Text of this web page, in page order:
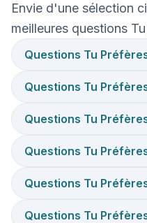
Envie d'une sélection
meilleures questions
Questions Tu
Questions Tu
Questions Tu
Questions Tu
Questions Tu
Questions Tu